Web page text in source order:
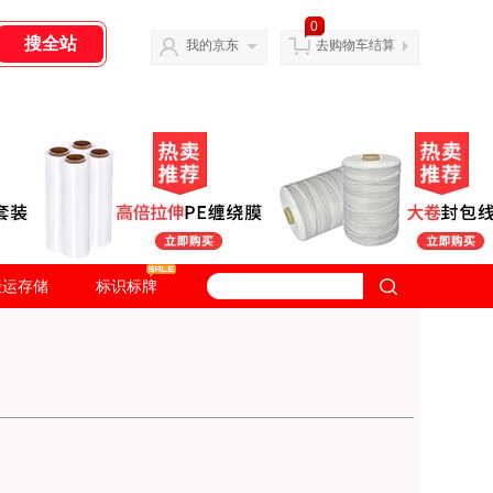
我的京东
0
去购物车结算
存储 标识标牌